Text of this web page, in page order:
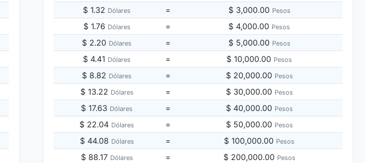
$ 1.32 Dólares = $ 3,000.00 Pesos
$ 1.76 Dólares = $ 4,000.00 Pesos
$ 2.20 Dólares = $ 5,000.00 Pesos
$ 4.41 Dólares = $ 10,000.00 Pesos
$ 8.82 Dólares = $ 20,000.00 Pesos
$ 13.22 Dólares = $ 30,000.00 Pesos
$ 17.63 Dólares = $ 40,000.00 Pesos
$ 22.04 Dólares = $ 50,000.00 Pesos
$ 44.08 Dólares = $ 100,000.00 Pesos
$ 88.17 Dólares = $ 200,000.00 Pesos